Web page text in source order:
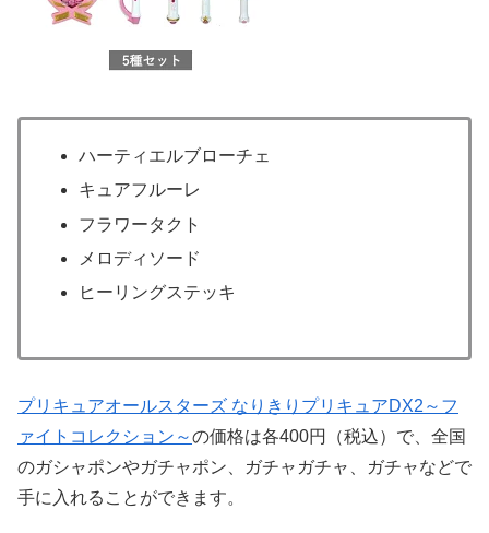
ハーティエルブローチェ
キュアフルーレ
フラワータクト
メロディソード
ヒーリングステッキ
プリキュアオールスターズ なりきりプリキュアDX2～フ
ァイトコレクション～の価格は各400円（税込）で、全国
のガシャポンやガチャポン、ガチャガチャ、ガチャなどで
手に入れることができます。